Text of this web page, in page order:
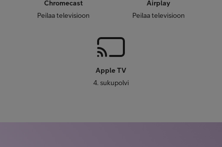
Chromecast
Peilaa televisioon
Airplay
Peilaa televisioon
Apple TV
4. sukupolvi